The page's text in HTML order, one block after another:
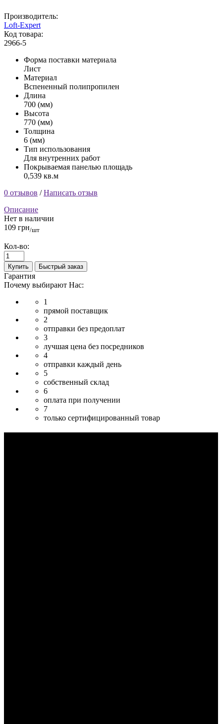
Производитель:
Loft-Expert
Код товара:
2966-5
Форма поставки материала
Лист
Материал
Вспененный полипропилен
Длина
700 (мм)
Высота
770 (мм)
Толщина
6 (мм)
Тип использования
Для внутренних работ
Покрываемая панелью площадь
0,539 кв.м
0 отзывов /Написать отзыв
Описание
Нет в наличии
109 грн/шт
Кол-во:
Купить Быстрый заказ
Гарантия
Почему выбирают Нас:
1
прямой поставщик
2
отправки без предоплат
3
лучшая цена без посредников
4
отправки каждый день
5
собственный склад
6
оплата при получении
7
только сертифицированный товар